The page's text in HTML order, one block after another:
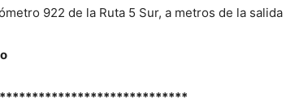
922 de la Ruta 5 Sur, a metros de la